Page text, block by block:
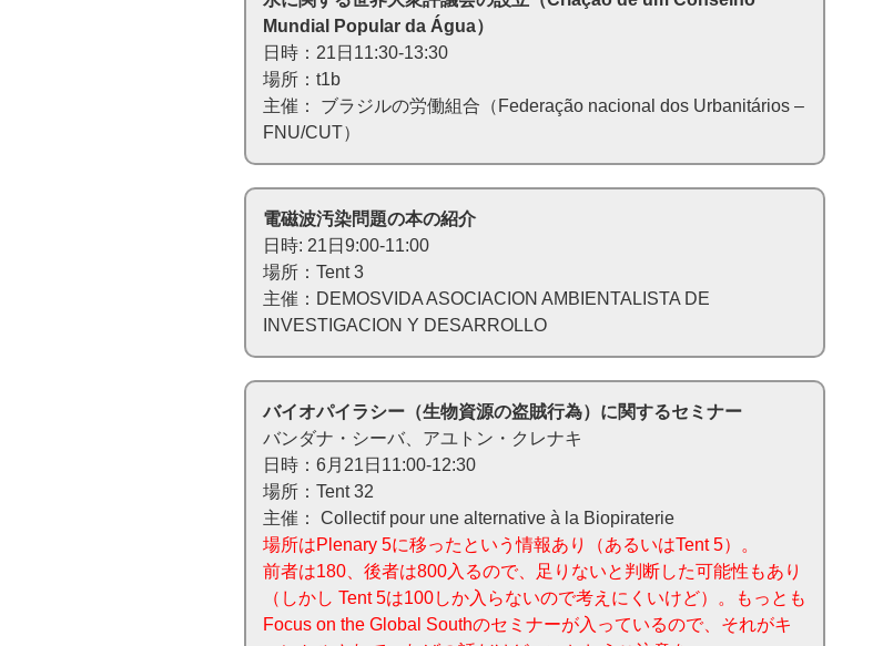
Mundial Popular da Água）
日時：21日11:30-13:30
場所：t1b
主催： ブラジルの労働組合（Federação nacional dos Urbanitários –
FNU/CUT）
電磁波汚染問題の本の紹介
日時: 21日9:00-11:00
場所：Tent 3
主催：DEMOSVIDA ASOCIACION AMBIENTALISTA DE
INVESTIGACION Y DESARROLLO
バイオパイラシー（生物資源の盗賊行為）に関するセミナー
バンダナ・シーバ、アユトン・クレナキ
日時：6月21日11:00-12:30
場所：Tent 32
主催： Collectif pour une alternative à la Biopiraterie
場所はPlenary 5に移ったという情報あり（あるいはTent 5）。
前者は180、後者は800入るので、足りないと判断した可能性もあり
（しかし Tent 5は100しか入らないので考えにくいけど）。もっとも
Focus on the Global Southのセミナーが入っているので、それがキ